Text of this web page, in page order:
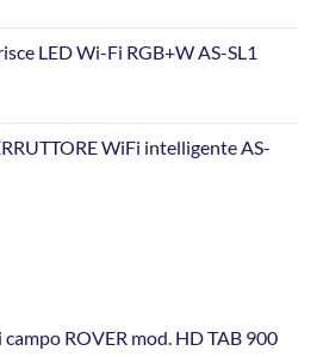
LED Wi-Fi RGB+W AS-SL1
WiFi intelligente AS-
ROVER mod. HD TAB 900